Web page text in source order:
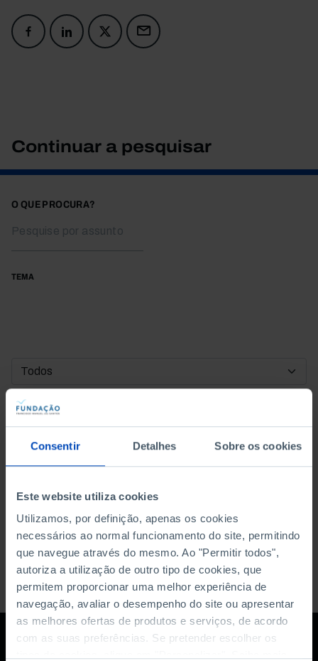
Consentir Detalhes Sobre os cookies
Este website utiliza cookies
Utilizamos, por definição, apenas os cookies
necessários ao normal funcionamento do site, permitindo
que navegue através do mesmo. Ao "Permitir todos",
autoriza a utilização de outro tipo de cookies, que
permitem proporcionar uma melhor experiência de
navegação, avaliar o desempenho do site ou apresentar
as melhores ofertas de produtos e serviços, de acordo
com as suas preferências. Se pretender escolher os
Continuar a pesquisar
O QUE PROCURA?
TEMA
DATA DE INÍCIO
DATA DE FIM